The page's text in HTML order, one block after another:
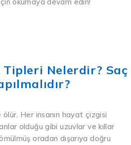
Tipleri Nelerdir? Saç
Her insanın hayat çizgisi
olduğu gibi uzuvlar ve kıllar
oradan dışarıya doğru